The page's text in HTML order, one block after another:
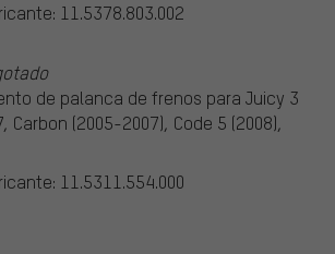
11.5378.803.002
de palanca de frenos para Juicy 3
Carbon (2005-2007), Code 5 (2008),
11.5311.554.000